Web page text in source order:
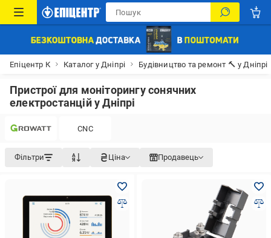
Епіцентр К Каталог у Дніпрі Будівництво та ремонт 🔨 у Дніпрі
Пристрої для моніторингу сонячних
електростанцій у Дніпрі
CNC
Фільтри Ціна Продавець